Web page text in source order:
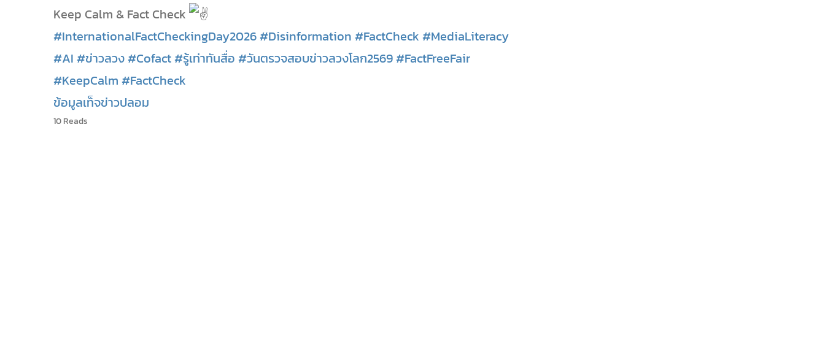
Keep Calm & Fact Check
#InternationalFactCheckingDay2026#Disinformation #FactCheck #MediaLiteracy
#AI #ข่าวลวง#Cofact#รู้เท่าทันสื่อ #วันตรวจสอบข่าวลวงโลก2569#FactFreeFair
#KeepCalm #FactCheck
ข้อมูลเท็จข่าวปลอม
10 Reads